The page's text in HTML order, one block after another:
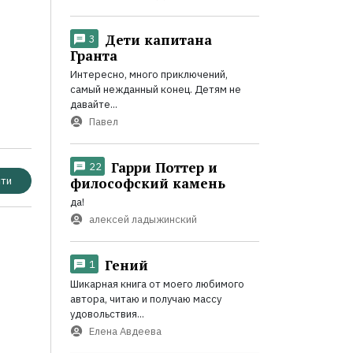
3
Дети капитана
Гранта
Интересно, много приключений,
самый нежданный конец. Детям не
давайте...
Павел
22
Гарри Поттер и
философский камень
да!
алексей ладыжинский
1 Гений
Шикарная книга от моего любимого
автора, читаю и получаю массу
удовольствия...
Елена Авдеева